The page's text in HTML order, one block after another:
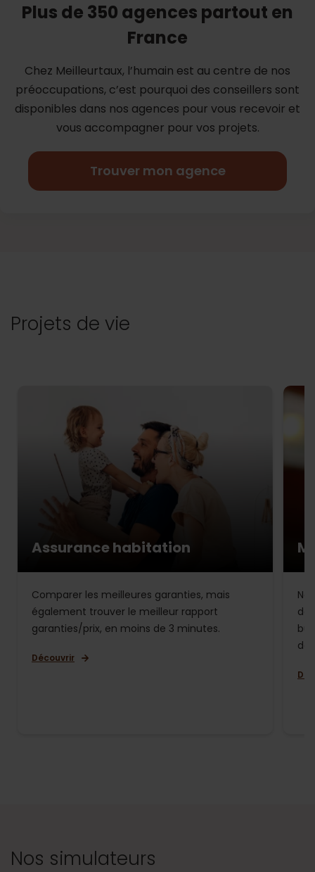
Plus de 350 agences partout en
France
Chez Meilleurtaux, l’humain est au centre de nos
préoccupations, c’est pourquoi des conseillers sont
disponibles dans nos agences pour vous recevoir et
vous accompagner pour vos projets.
Trouver mon agence
Projets de vie
Assurance habitation
Comparer les meilleures garanties, mais
également trouver le meilleur rapport
garanties/prix, en moins de 3 minutes.
Découvrir
de
de
Nos simulateurs